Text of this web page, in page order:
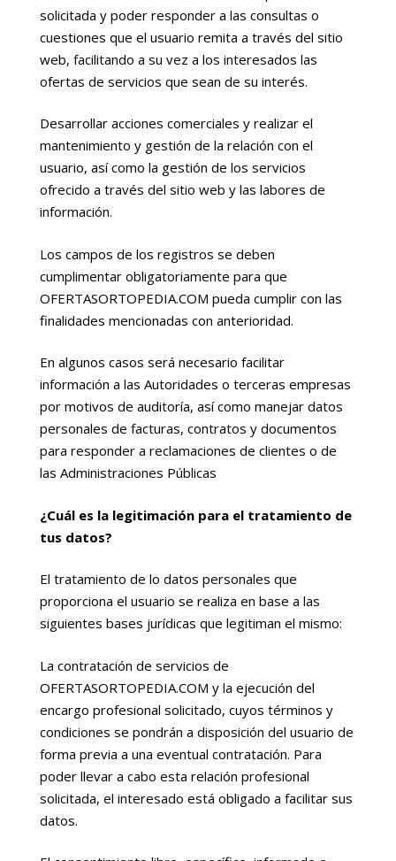
solicitada y poder responder a las consultas o
cuestiones que el usuario remita a través del sitio
web, facilitando a su vez a los interesados las
ofertas de servicios que sean de su interés.
Desarrollar acciones comerciales y realizar el
mantenimiento y gestión de la relación con el
usuario, así como la gestión de los servicios
ofrecido a través del sitio web y las labores de
información.
Los campos de los registros se deben
cumplimentar obligatoriamente para que
OFERTASORTOPEDIA.COM pueda cumplir con las
finalidades mencionadas con anterioridad.
En algunos casos será necesario facilitar
información a las Autoridades o terceras empresas
por motivos de auditoría, así como manejar datos
personales de facturas, contratos y documentos
para responder a reclamaciones de clientes o de
las Administraciones Públicas
¿Cuál es la legitimación para el tratamiento de
tus datos?
El tratamiento de lo datos personales que
proporciona el usuario se realiza en base a las
siguientes bases jurídicas que legitiman el mismo:
La contratación de servicios de
OFERTASORTOPEDIA.COM y la ejecución del
encargo profesional solicitado, cuyos términos y
condiciones se pondrán a disposición del usuario de
forma previa a una eventual contratación. Para
poder llevar a cabo esta relación profesional
solicitada, el interesado está obligado a facilitar sus
datos.